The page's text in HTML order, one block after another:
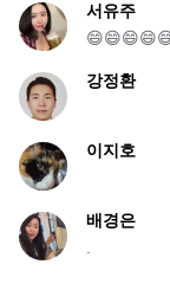
서유주
강정환
이지호
배경은